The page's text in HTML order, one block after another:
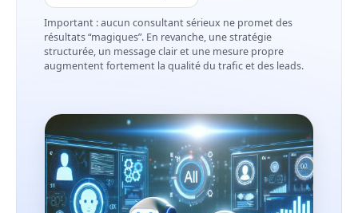
Important : aucun consultant sérieux ne promet des
résultats “magiques”. En revanche, une stratégie
structurée, un message clair et une mesure propre
augmentent fortement la qualité du trafic et des leads.